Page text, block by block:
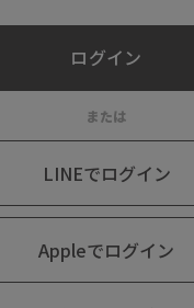
または
LINEでログイン
Appleでログイン